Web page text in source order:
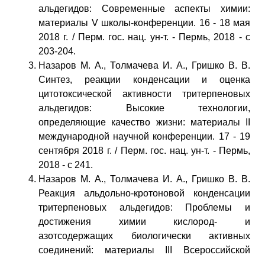
альдегидов: Современные аспекты химии:
материалы V школы-конференции. 16 - 18 мая
2018 г. / Перм. гос. нац. ун-т. - Пермь, 2018 - с
203-204.
Назаров М. А., Толмачева И. А., Гришко В. В.
Синтез, реакции конденсации и оценка
цитотоксической активности тритерпеновых
альдегидов: Высокие технологии,
определяющие качество жизни: материалы II
международной научной конференции. 17 - 19
сентября 2018 г. / Перм. гос. нац. ун-т. - Пермь,
2018 - с 241.
Назаров М. А., Толмачева И. А., Гришко В. В.
Реакция альдольно-кротоновой конденсации
тритерпеновых альдегидов: Проблемы и
достижения химии кислород- и
азотсодержащих биологически активных
соединений: материалы III Всероссийской